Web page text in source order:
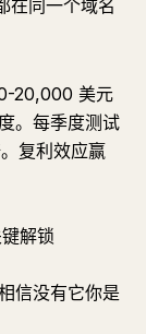
在同一个域名
20,000 美元
。每季度测试
复利效应赢
解锁
信没有它你是